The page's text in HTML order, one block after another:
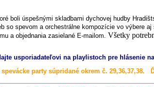
boli úspešnými skladbami dychovej hudby
so spevom a orchestrálne kompozície vo výbere
a objednania zasielané E-mailom. Všetky
usporiadateľovi na playlistoch pre hlásenie
party súpridané okrem č. 29,36,37,38.